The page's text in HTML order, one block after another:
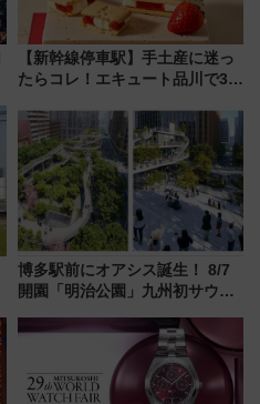
【新幹線停車駅】手土産に迷っ
たらコレ！エキュート品川で3年
産スイーツとは？
博多駅前にオアシス誕生！ 8/7
開園「明治公園」九州初サウナ
品グルメ登場で駅前の過ごし方
はどう変わる？